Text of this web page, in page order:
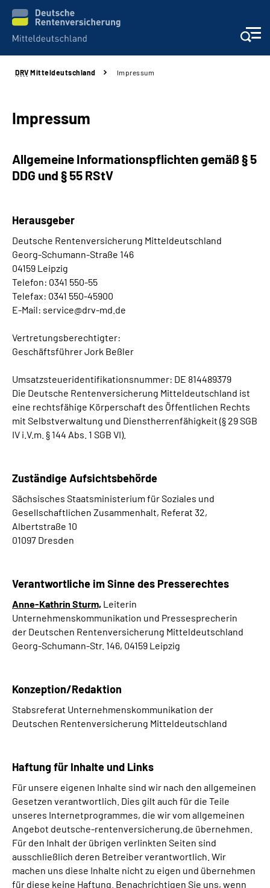
Aktuelles
Beratung und Kontakt
Karriere
Über uns
Online-Services
Inhalte in Gebärdensprache (DGS)
Leichte Sprache
Suche
Mein Kundenportal
DRV Mitteldeutschland Impressum
Impressum
Allgemeine Informationspflichten gemäß § 5
DDG und § 55 RStV
Herausgeber
Deutsche Rentenversicherung Mitteldeutschland
Georg-Schumann-Straße 146
04159 Leipzig
Telefon: 0341 550-55
Telefax: 0341 550-45900
E-Mail: service@drv-md.de
Vertretungsberechtigter:
Geschäftsführer Jork Beßler
Umsatzsteueridentifikationsnummer: DE 814489379
Die Deutsche Rentenversicherung Mitteldeutschland ist
eine rechtsfähige Körperschaft des Öffentlichen Rechts
mit Selbstverwaltung und Dienstherrenfähigkeit (§ 29 SGB
IV i.V.m. § 144 Abs. 1 SGB VI).
Zuständige Aufsichtsbehörde
Sächsisches Staatsministerium für Soziales und
Gesellschaftlichen Zusammenhalt, Referat 32,
Albertstraße 10
01097 Dresden
Verantwortliche im Sinne des Presserechtes
Anne-Kathrin Sturm, Leiterin
Unternehmenskommunikation und Pressesprecherin
der Deutschen Rentenversicherung Mitteldeutschland
Georg-Schumann-Str. 146, 04159 Leipzig
Konzeption/Redaktion
Stabsreferat Unternehmenskommunikation der
Deutschen Rentenversicherung Mitteldeutschland
Haftung für Inhalte und Links
Für unsere eigenen Inhalte sind wir nach den allgemeinen
Gesetzen verantwortlich. Dies gilt auch für die Teile
unseres Internetprogrammes, die wir vom allgemeinen
Angebot deutsche-rentenversicherung.de übernehmen.
Für den Inhalt der übrigen verlinkten Seiten sind
ausschließlich deren Betreiber verantwortlich. Wir
machen uns diese Inhalte nicht zu eigen und übernehmen
für diese keine Haftung. Benachrichtigen Sie uns, wenn